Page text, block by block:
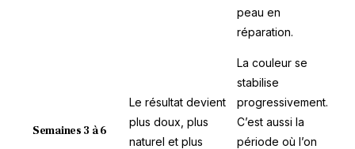
peau en
réparation.
Semaines 3 à 6
Le résultat devient
plus doux, plus
naturel et plus
La couleur se
stabilise
progressivement.
C’est aussi la
période où l’on